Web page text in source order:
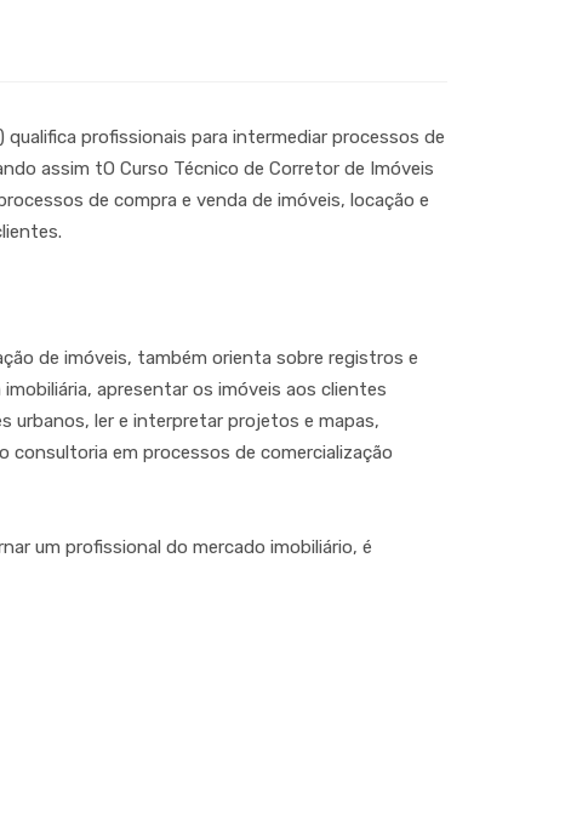
profissionais para intermediar processos de
assim tO Curso Técnico de Corretor de Imóveis
de compra e venda de imóveis, locação e
de imóveis, também orienta sobre registros e
apresentar os imóveis aos clientes
urbanos, ler e interpretar projetos e mapas,
consultoria em processos de comercialização
um profissional do mercado imobiliário, é